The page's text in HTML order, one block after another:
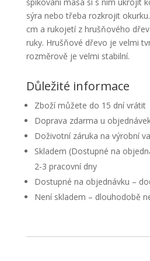
sýra nebo třeba rozkrojit
cm a rukojetí z hrušňového
ruky. Hrušňové dřevo je velmi
rozměrově je velmi stabilní.
Důležité informace
Zboží můžete do 15 dní vrátit
Doprava zdarma u
Doživotní záruka na výrobní
Skladem (Dostupné na
2-3 pracovní dny
Dostupné na objednávku –
Není skladem – dlouhodobě